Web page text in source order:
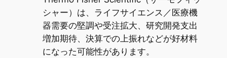
シャー）は、ライフサイエンス／医療機
器需要の堅調や受注拡大、研究開発支出
増加期待、決算での上振れなどが好材料
になった可能性があります。